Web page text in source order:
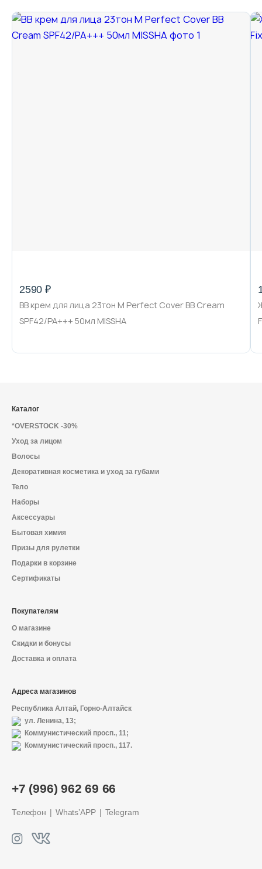
2590 ₽
BB крем для лица 23тон M Perfect Cover BB Cream
SPF42/PA+++ 50мл MISSHA
+7 (996) 962 69 66
Телефон Whats’APP Telegram
Каталог
*OVERSTOCK -30%
Уход за лицом
Волосы
Декоративная косметика и уход за губами
Тело
Наборы
Аксессуары
Бытовая химия
Призы для рулетки
Подарки в корзине
Сертификаты
Покупателям
О магазине
Скидки и бонусы
Доставка и оплата
Адреса магазинов
Республика Алтай, Горно-Алтайск
ул. Ленина, 13;
Коммунистический просп., 11;
Коммунистический просп., 117.